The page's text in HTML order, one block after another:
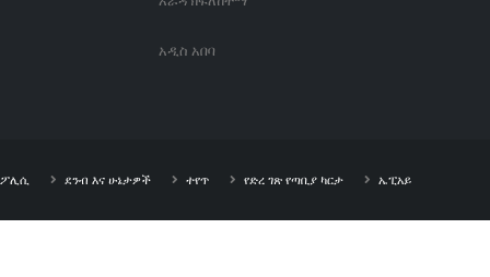
አዲስ አበባ
ፖሊሲ ደንብ እና ሁኔታዎች ተየጥ የድረ ገጽ የጣቢያ ካርታ ኤፒአይ